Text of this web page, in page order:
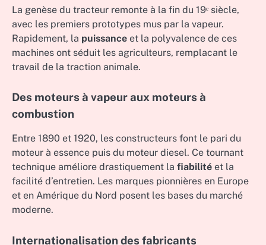
La genèse du tracteur remonte à la fin du 19ᵉ siècle,
avec les premiers prototypes mus par la vapeur.
Rapidement, la puissance et la polyvalence de ces
machines ont séduit les agriculteurs, remplacant le
travail de la traction animale.
Des moteurs à vapeur aux moteurs à
combustion
Entre 1890 et 1920, les constructeurs font le pari du
moteur à essence puis du moteur diesel. Ce tournant
technique améliore drastiquement la fiabilité et la
facilité d’entretien. Les marques pionnières en Europe
et en Amérique du Nord posent les bases du marché
moderne.
Internationalisation des fabricants